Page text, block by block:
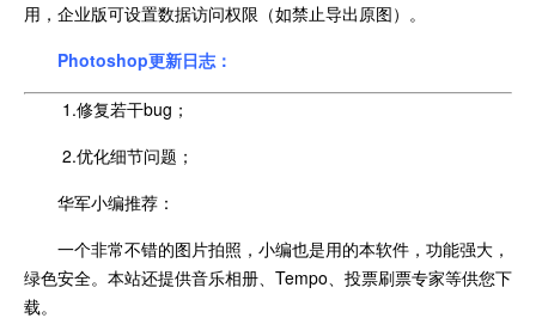
用，企业版可设置数据访问权限（如禁止导出原图）。
Photoshop更新日志：
1.修复若干bug；
2.优化细节问题；
华军小编推荐：
一个非常不错的图片拍照，小编也是用的本软件，功能强大，
绿色安全。本站还提供音乐相册、Tempo、投票刷票专家等供您下
载。